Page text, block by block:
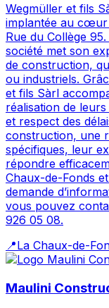
Wegmüller et fils
implantée au cœur
Rue du Collège
société met son
de construction,
ou industriels.
et fils Sàrl
réalisation de
et respect des
construction, une
spécifiques, leur
répondre
Chaux-de-Fonds
demande
vous pouvez
926 05 08.
📍La Chaux-de-
Maulini